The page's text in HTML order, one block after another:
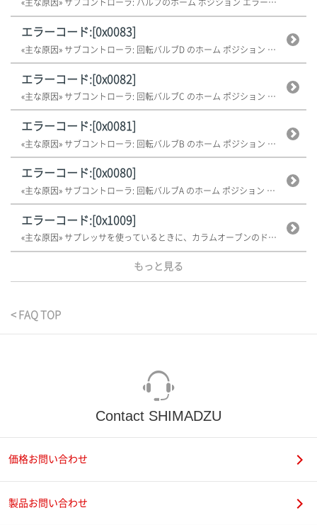
«主な原因» サブコントローラ: バルブのホーム ポジション エラーが起こ...
エラーコード:[0x0083]
«主な原因» サブコントローラ: 回転バルブD のホーム ポジション エラ...
エラーコード:[0x0082]
«主な原因» サブコントローラ: 回転バルブC のホーム ポジション エラ...
エラーコード:[0x0081]
«主な原因» サブコントローラ: 回転バルブB のホーム ポジション エラ...
エラーコード:[0x0080]
«主な原因» サブコントローラ: 回転バルブA のホーム ポジション エラ...
エラーコード:[0x1009]
«主な原因» サプレッサを使っているときに、カラムオーブンのドアが開いてい...
もっと見る
< FAQ TOP
Contact SHIMADZU
価格お問い合わせ
製品お問い合わせ